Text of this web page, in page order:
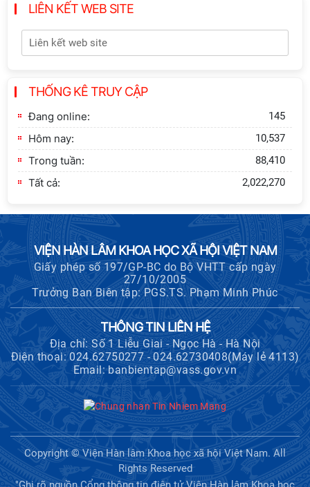
giai đoạn phát triển mới
Hội thảo khoa học quốc tế “Không
gian phát triển Việt Nam trong kỷ
và lựa chọn chính sách” sẽ diễn ra
vào thứ ba, ngày 28/7/2026
Hội nghị Lãnh đạo Viện Hàn lâm
Khoa học xã hội Việt Nam làm việc
với Ban Chủ nhiệm các Chương trình
khoa học và công nghệ trọng điểm
cấp Bộ
Hội nghị Ban Chỉ đạo về dữ liệu Viện
Hàn lâm Khoa học xã hội Việt Nam
Thông báo bổ sung về việc tuyển
sinh đào tạo trình độ tiến sĩ đợt 1
năm 2026
Hội thảo quốc tế "Không gian phát
triển Việt Nam trong kỷ nguyên mới:
Định hướng chiến lược và lựa chọn
chính sách”
Khai quật công trường khai thác đá
xây dựng Thành Nhà Hồ ở núi An Tôn
LIÊN KẾT WEB SITE
THỐNG KÊ TRUY CẬP
Đang online: 145
Hôm nay: 10,537
Trong tuần: 88,410
Tất cả: 2,022,270
VIỆN HÀN LÂM KHOA HỌC XÃ HỘI VIỆT NAM
Giấy phép số 197/GP-BC do Bộ VHTT cấp ngày
27/10/2005
Trưởng Ban Biên tập: PGS.TS. Phạm Minh Phúc
THÔNG TIN LIÊN HỆ
Địa chỉ: Số 1 Liễu Giai - Ngọc Hà - Hà Nội
Điện thoại: 024.62750277 - 024.62730408(Máy lẻ 4113)
Email: banbientap@vass.gov.vn
Copyright © Viện Hàn lâm Khoa học xã hội Việt Nam. All
Rights Reserved